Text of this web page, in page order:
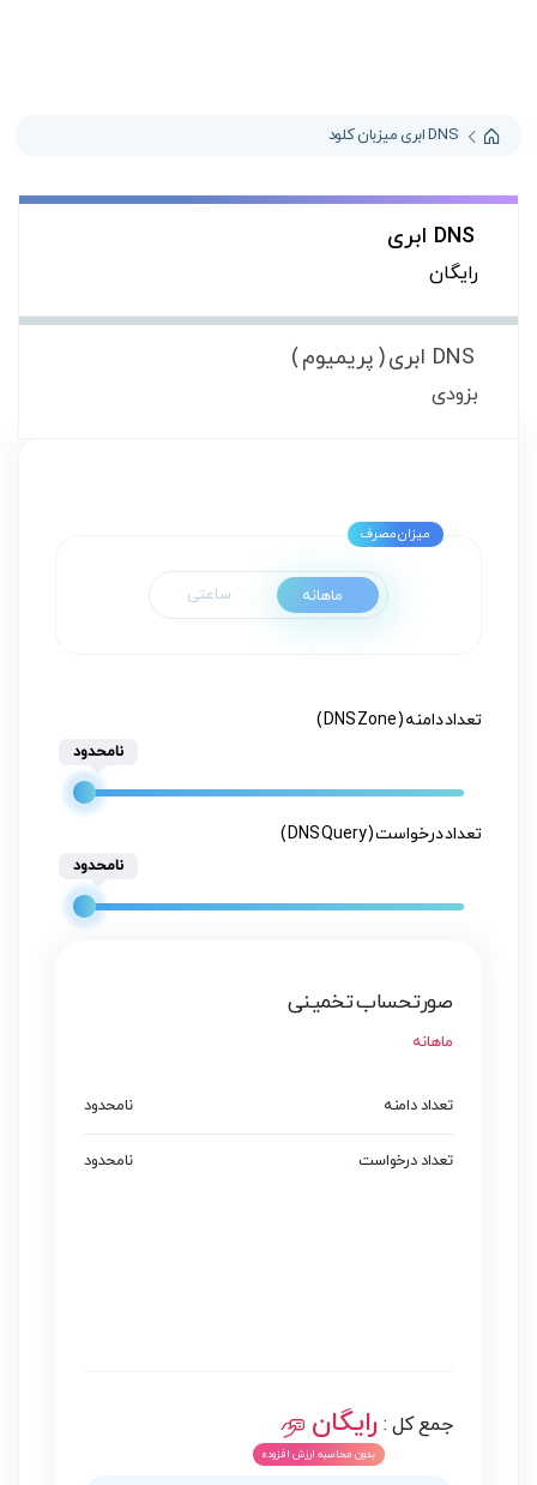
DNS ابری میزبان کلود
DNS ابری
رایگان
DNS ابری ( پریمیوم )
بزودی
ماهانه ساعتی
تعداد دامنه ( DNS Zone )
نامحدود
تعداد درخواست ( DNS Query )
نامحدود
صورتحساب تخمینی
ماهانه
تعداد دامنه نامحدود
تعداد درخواست نامحدود
جمع کل : رایگان